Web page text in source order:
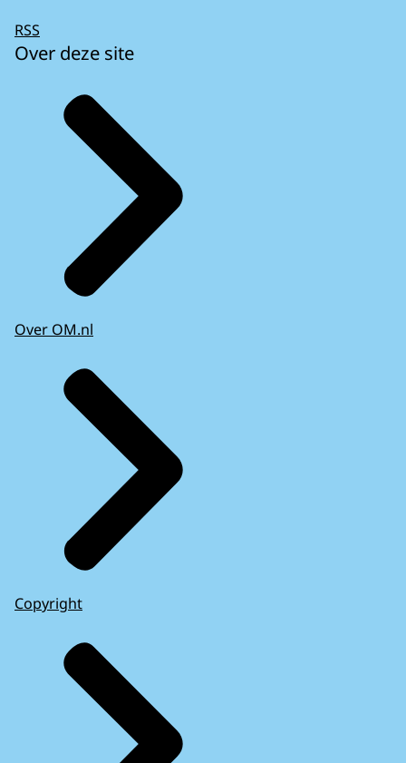
RSS
Over deze site
Over OM.nl
Copyright